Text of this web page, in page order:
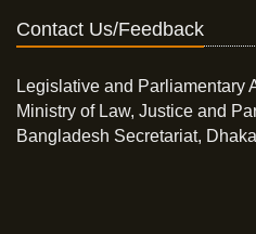
Contact Us/Feedback
Legislative and Parliamentary
Ministry of Law, Justice and
Bangladesh Secretariat,